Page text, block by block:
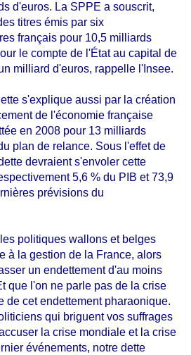
d'euros. La SPPE a souscrit,
titres émis par six
français pour 10,5 milliards
le compte de l'État au capital de
milliard d'euros, rappelle l'Insee.
s'explique aussi par la création
de l'économie française
en 2008 pour 13 milliards
plan de relance. Sous l'effet de
devraient s'envoler cette
5,6 % du PIB et 73,9
prévisions du
politiques wallons et belges
à la gestion de la France, alors
un endettement d'au moins
que l'on ne parle pas de la crise
de cet endettement pharaonique.
qui briguent vos suffrages
la crise mondiale et la crise
événements, notre dette